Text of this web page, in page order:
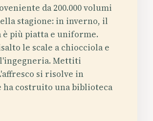
da 200.000 volumi
stagione: in inverno, il
più piatta e uniforme.
le scale a chiocciola e
Mettiti
si risolve in
ha costruito una biblioteca